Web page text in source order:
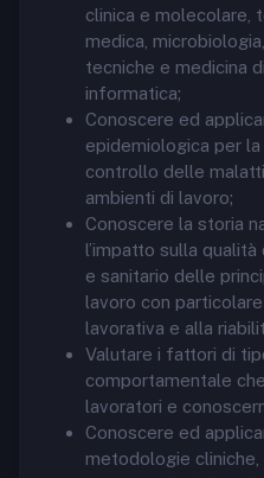
clinica e molecolare,
medica,
tecniche e medicina
informatica;
Conoscere ed
epidemiologica per
controllo delle
ambienti di lavoro;
Conoscere la storia
l’impatto sulla
e sanitario delle
lavoro con
lavorativa e alla
Valutare i fattori di
comportamentale
lavoratori e
Conoscere ed
metodologie